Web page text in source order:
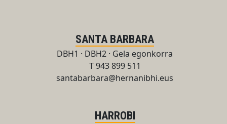
SANTA BARBARA
DBH1 · DBH2 · Gela egonkorra
T 943 899 511
santabarbara@hernanibhi.eus
HARROBI